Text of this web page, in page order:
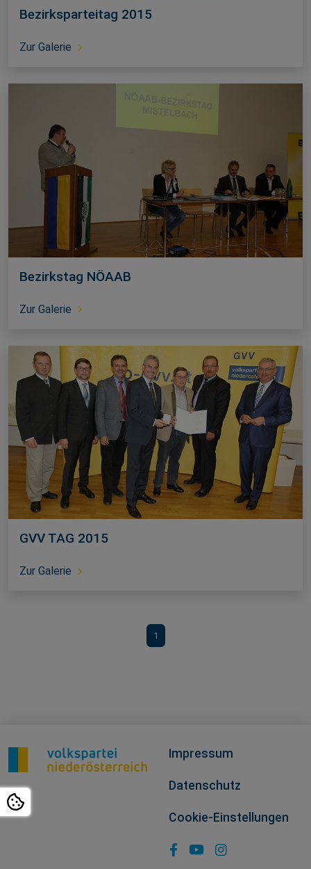
Bezirksparteitag 2015
Zur Galerie
Bezirkstag NÖAAB
Zur Galerie
GVV TAG 2015
Zur Galerie
1
Impressum
Datenschutz
Cookie-Einstellungen